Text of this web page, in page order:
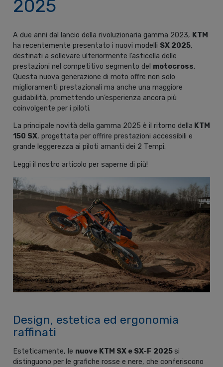
2025
A due anni dal lancio della rivoluzionaria gamma 2023, KTM
ha recentemente presentato i nuovi modelli SX 2025,
destinati a sollevare ulteriormente l’asticella delle
prestazioni nel competitivo segmento del motocross.
Questa nuova generazione di moto offre non solo
miglioramenti prestazionali ma anche una maggiore
guidabilità, promettendo un’esperienza ancora più
coinvolgente per i piloti.
La principale novità della gamma 2025 è il ritorno della KTM
150 SX, progettata per offrire prestazioni accessibili e
grande leggerezza ai piloti amanti dei 2 Tempi.
Leggi il nostro articolo per saperne di più!
Design, estetica ed ergonomia
raffinati
Esteticamente, le nuove KTM SX e SX-F 2025si
distinguono per le grafiche rosse e nere, che conferiscono